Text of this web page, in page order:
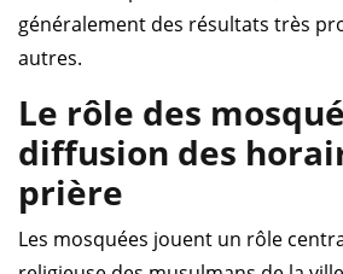
généralement des résultats très
autres.
Le rôle des
diffusion des
prière
Les mosquées jouent un rôle